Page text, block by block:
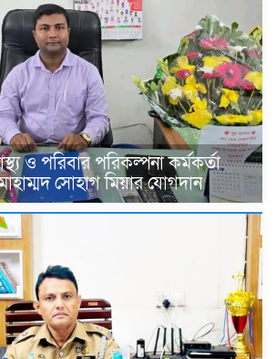
ও পরিবার পরিকল্পনা কর্মকর্তা
সোহাগ মিয়ার যোগদান